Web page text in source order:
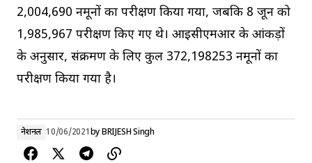
2,004,690 नमूनों का परीक्षण किया गया, जबकि 8 जून को
1,985,967 परीक्षण किए गए थे। आईसीएमआर के आंकड़ों
के अनुसार, संक्रमण के लिए कुल 372,198253 नमूनों का
परीक्षण किया गया है।
नेशनल 10/06/2021byBRIJESH Singh